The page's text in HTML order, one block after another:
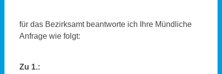
für das Bezirksamt beantworte ich Ihre Mündliche
Anfrage wie folgt:
Zu 1.: